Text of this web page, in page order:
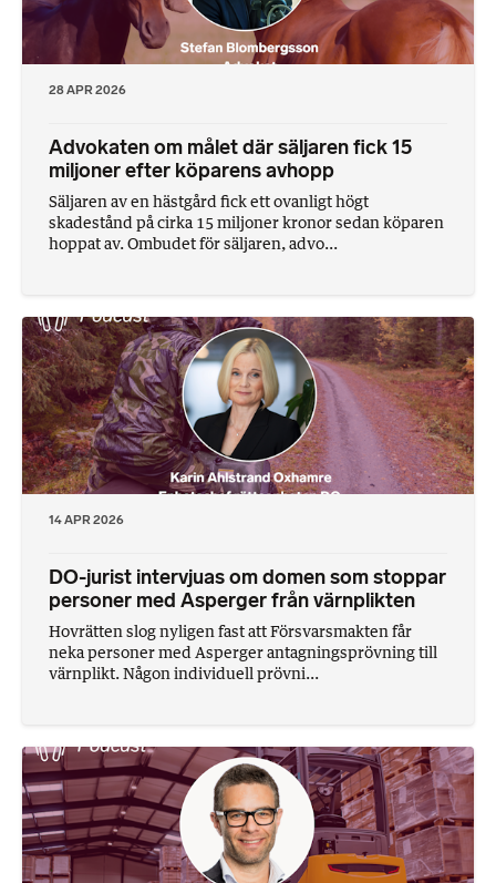
28 APR 2026
Advokaten om målet där säljaren fick 15
miljoner efter köparens avhopp
Säljaren av en hästgård fick ett ovanligt högt
skadestånd på cirka 15 miljoner kronor sedan köparen
hoppat av. Ombudet för säljaren, advo...
14 APR 2026
DO-jurist intervjuas om domen som stoppar
personer med Asperger från värnplikten
Hovrätten slog nyligen fast att Försvarsmakten får
neka personer med Asperger antagningsprövning till
värnplikt. Någon individuell prövni...